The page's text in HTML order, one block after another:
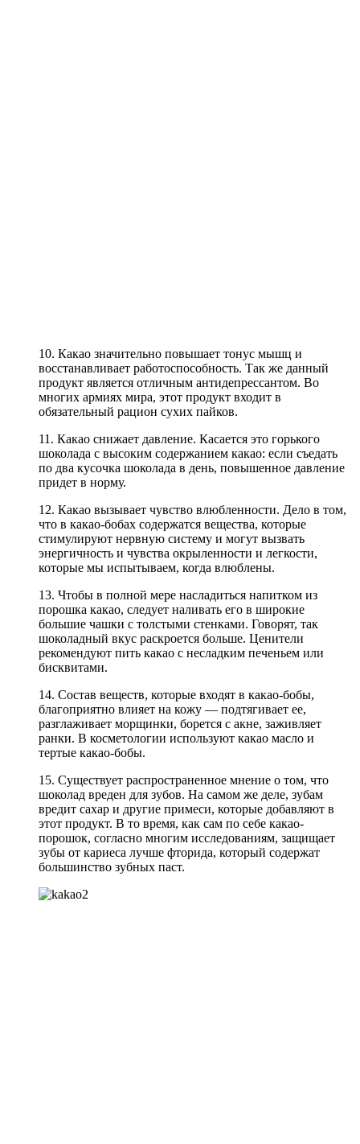
10. Какао значительно повышает тонус мышц и
восстанавливает работоспособность. Так же данный
продукт является отличным антидепрессантом. Во
многих армиях мира, этот продукт входит в
обязательный рацион сухих пайков.
11. Какао снижает давление. Касается это горького
шоколада с высоким содержанием какао: если съедать
по два кусочка шоколада в день, повышенное давление
придет в норму.
12. Какао вызывает чувство влюбленности. Дело в том,
что в какао-бобах содержатся вещества, которые
стимулируют нервную систему и могут вызвать
энергичность и чувства окрыленности и легкости,
которые мы испытываем, когда влюблены.
13. Чтобы в полной мере насладиться напитком из
порошка какао, следует наливать его в широкие
большие чашки с толстыми стенками. Говорят, так
шоколадный вкус раскроется больше. Ценители
рекомендуют пить какао с несладким печеньем или
бисквитами.
14. Состав веществ, которые входят в какао-бобы,
благоприятно влияет на кожу — подтягивает ее,
разглаживает морщинки, борется с акне, заживляет
ранки. В косметологии используют какао масло и
тертые какао-бобы.
15. Существует распространенное мнение о том, что
шоколад вреден для зубов. На самом же деле, зубам
вредит сахар и другие примеси, которые добавляют в
этот продукт. В то время, как сам по себе какао-
порошок, согласно многим исследованиям, защищает
зубы от кариеса лучше фторида, который содержат
большинство зубных паст.